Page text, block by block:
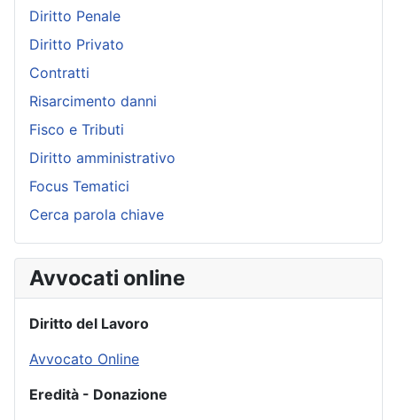
Diritto Penale
Diritto Privato
Contratti
Risarcimento danni
Fisco e Tributi
Diritto amministrativo
Focus Tematici
Cerca parola chiave
Avvocati online
Diritto del Lavoro
Avvocato Online
Eredità - Donazione